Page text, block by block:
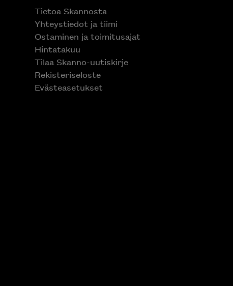
Tietoa Skannosta
Yhteystiedot ja tiimi
Ostaminen ja toimitusajat
Hintatakuu
Tilaa Skanno-uutiskirje
Rekisteriseloste
Evästeasetukset